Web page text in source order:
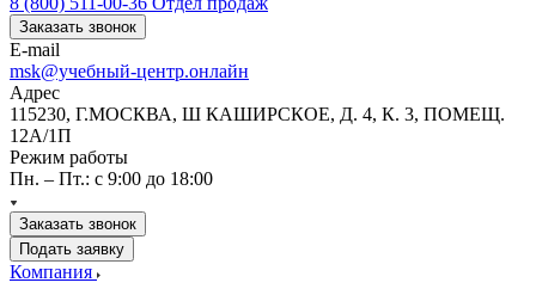
Заказать звонок
E-mail
msk@учебный-центр.онлайн
Адрес
115230, Г.МОСКВА, Ш КАШИРСКОЕ, Д. 4, К. 3, ПОМЕЩ.
12А/1П
Режим работы
Пн. – Пт.: с 9:00 до 18:00
Заказать звонок
Подать заявку
Компания